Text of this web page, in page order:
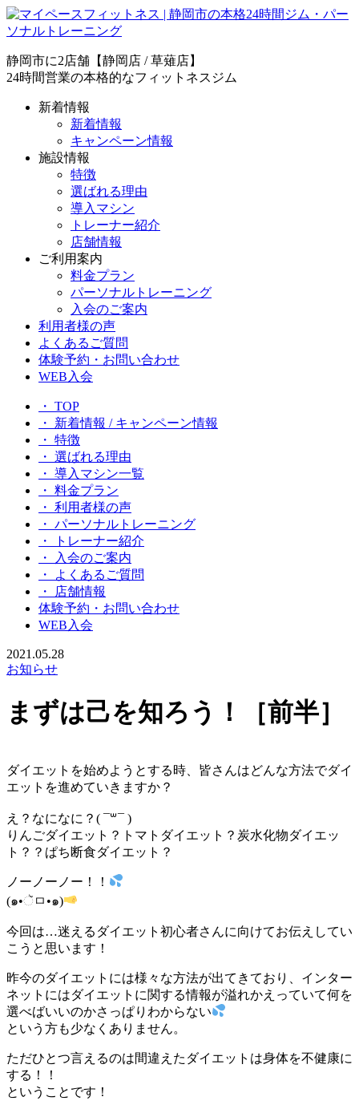
静岡市に2店舗【静岡店 / 草薙店】
24時間営業の本格的なフィットネスジム
新着情報
新着情報
キャンペーン情報
施設情報
特徴
選ばれる理由
導入マシン
トレーナー紹介
店舗情報
ご利用案内
料金プラン
パーソナルトレーニング
入会のご案内
利用者様の声
よくあるご質問
体験予約・お問い合わせ
WEB入会
・ TOP
・ 新着情報 / キャンペーン情報
・ 特徴
・ 選ばれる理由
・ 導入マシン一覧
・ 料金プラン
・ 利用者様の声
・ パーソナルトレーニング
・ トレーナー紹介
・ 入会のご案内
・ よくあるご質問
・ 店舗情報
体験予約・お問い合わせ
WEB入会
2021.05.28
お知らせ
まずは己を知ろう！［前半］
ダイエットを始めようとする時、皆さんはどんな方法でダイ
エットを進めていきますか？
え？なになに？( ¯꒳¯ )
りんごダイエット？トマトダイエット？炭水化物ダイエッ
ト？？ぱち断食ダイエット？
ノーノーノー！！
(๑•ૅㅁ•๑)
今回は…迷えるダイエット初心者さんに向けてお伝えしてい
こうと思います！
昨今のダイエットには様々な方法が出てきており、インター
ネットにはダイエットに関する情報が溢れかえっていて何を
選べばいいのかさっぱりわからない
という方も少なくありません。
ただひとつ言えるのは間違えたダイエットは身体を不健康に
する！！
ということです！